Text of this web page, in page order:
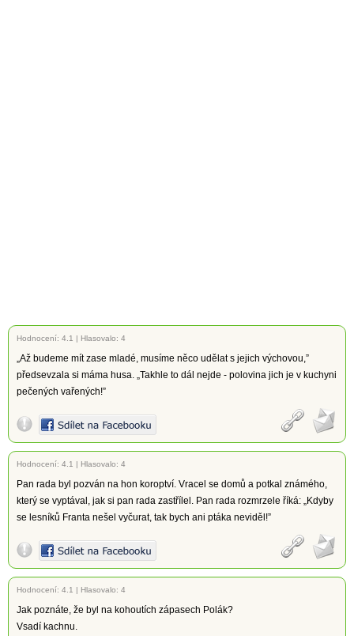
Hodnocení: 4.1 | Hlasovalo: 4
„Až budeme mít zase mladé, musíme něco udělat s jejich výchovou,”
předsevzala si máma husa. „Takhle to dál nejde - polovina jich je v kuchyni
pečených vařených!”
Hodnocení: 4.1 | Hlasovalo: 4
Pan rada byl pozván na hon koroptví. Vracel se domů a potkal známého,
který se vyptával, jak si pan rada zastřílel. Pan rada rozmrzele říká: „Kdyby
se lesníků Franta nešel vyčurat, tak bych ani ptáka neviděl!”
Hodnocení: 4.1 | Hlasovalo: 4
Jak poznáte, že byl na kohoutích zápasech Polák?
Vsadí kachnu.